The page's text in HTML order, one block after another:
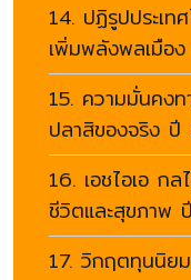
14. ปฏิรูปประเท
เพิ่มพลังพลเมือ
15. ความมั่นคงท
ปลาสิของจริง ปี
16. เอชไอเอ ก
ชีวิตและสุขภาพ
17. วิกฤตทุนนิย